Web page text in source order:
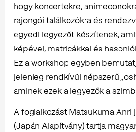
hogy koncertekre,
rajongói találkozókra és
egyedi legyezőt készítenek,
képével, matricákkal és
Ez a workshop egyben
jelenleg rendkívül népszerű
aminek ezek a legyezők a
A foglalkozást Matsukuma Anri
(Japán Alapítvány) tartja